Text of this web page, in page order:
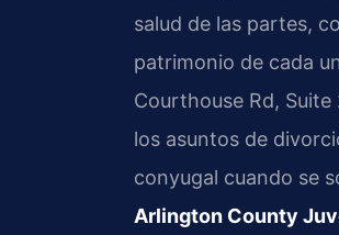
salud de las partes,
patrimonio de cada
Courthouse Rd,
los asuntos de
conyugal cuando se
Arlington County